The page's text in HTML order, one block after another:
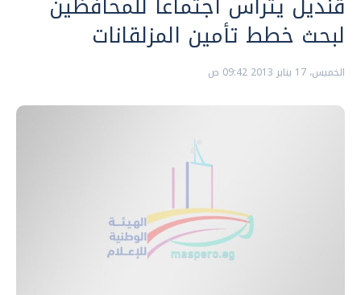
لبحث خطط تأمين المزلقانات
الخميس، 17 يناير 2013 09:42 ص